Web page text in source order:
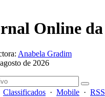
Online da
Anabela Gradim
de 2026
Classificados · Mobile · RSS